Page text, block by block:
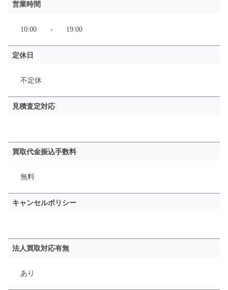
営業時間
10:00 - 19:00
定休日
不定休
見積査定対応
買取代金振込手数料
無料
キャンセルポリシー
法人買取対応有無
あり